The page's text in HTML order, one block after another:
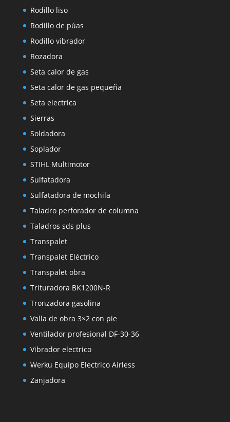
Rodillo liso
Rodillo de púas
Rodillo vibrador
Rozadora
Seta calor de gas
Seta calor de gas pequeña
Seta electrica
Sierras
Soldadora
Soplador
STIHL Multimotor
Sulfatadora
Sulfatadora de mochila
Taladro perforador de columna
Taladros sds plus
Transpalet
Transpalet Eléctrico
Transpalet obra
Trituradora BK1200N-R
Tronzadora gasolina
Valla de obra 3×2 con pie
Ventilador profesional DF-30-36
Vibrador electrico
Werku Equipo Electrico Airless
Zanjadora